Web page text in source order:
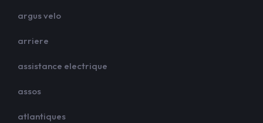
argus velo
arriere
assistance electrique
assos
atlantiques